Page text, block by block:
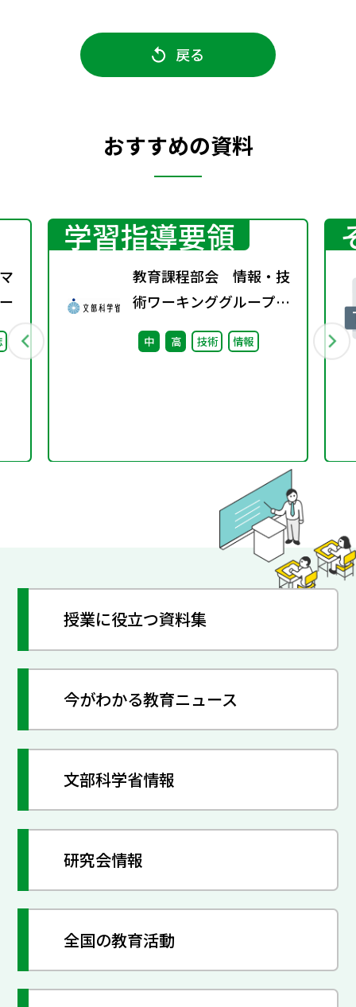
戻る
おすすめの資料
学習指導要領
教育課程部会 情報・技
術ワーキンググループ
（第7回）配付資料
中 高 技術 情報
授業に役立つ資料集
今がわかる教育ニュース
文部科学省情報
研究会情報
全国の教育活動